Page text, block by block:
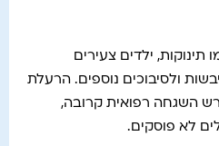
תינוקות, ילדים צעירים
ולסיבוכים נוספים. הרעלת
השגחה רפואית קרובה,
לא פוסקים.